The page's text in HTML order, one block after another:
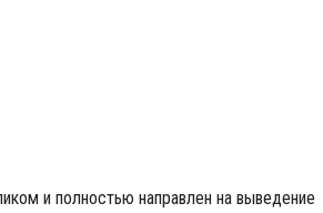
и полностью направлен на выведение